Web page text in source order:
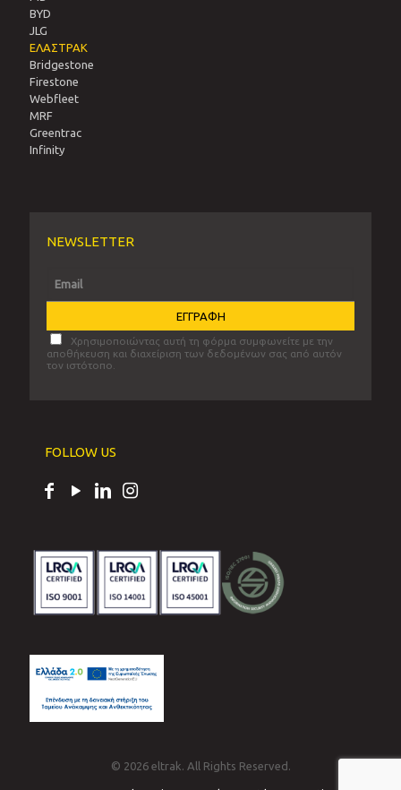
BYD
JLG
ΕΛΑΣΤΡΑΚ
Bridgestone
Firestone
Webfleet
MRF
Greentrac
Infinity
NEWSLETTER
Χρησιμοποιώντας αυτή τη φόρμα συμφωνείτε με την
αποθήκευση και διαχείριση των δεδομένων σας από αυτόν
τον ιστότοπο.
FOLLOW US
© 2026 eltrak. All Rights Reserved.